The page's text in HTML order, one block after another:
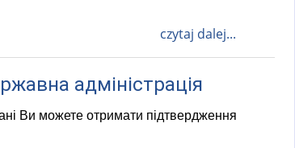
czytaj dalej...
адміністрація
Ви можете отримати підтвердження